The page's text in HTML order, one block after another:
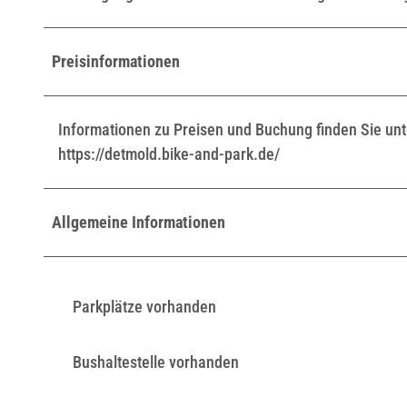
Preisinformationen
Informationen zu Preisen und Buchung finden Sie
https://detmold.bike-and-park.de/
Allgemeine Informationen
Parkplätze vorhanden
Bushaltestelle vorhanden